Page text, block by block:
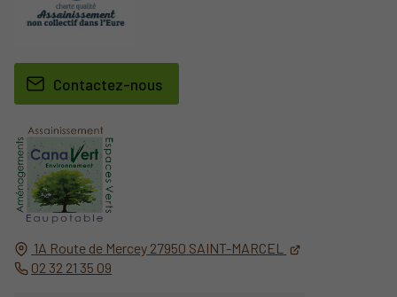
1A Route de Mercey 27950 SAINT-MARCEL
02 32 21 35 09
Contactez-nous